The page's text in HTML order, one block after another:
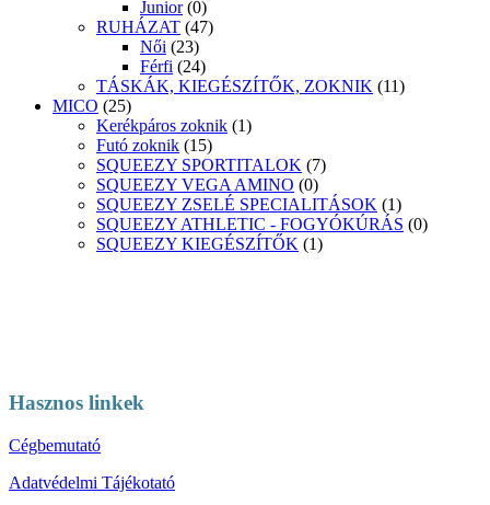
Junior (0)
RUHÁZAT (47)
Női (23)
Férfi (24)
TÁSKÁK, KIEGÉSZÍTŐK, ZOKNIK (11)
MICO (25)
Kerékpáros zoknik (1)
Futó zoknik (15)
SQUEEZY SPORTITALOK (7)
SQUEEZY VEGA AMINO (0)
SQUEEZY ZSELÉ SPECIALITÁSOK (1)
SQUEEZY ATHLETIC - FOGYÓKÚRÁS (0)
SQUEEZY KIEGÉSZÍTŐK (1)
Hasznos linkek
Cégbemutató
Adatvédelmi Tájékotató